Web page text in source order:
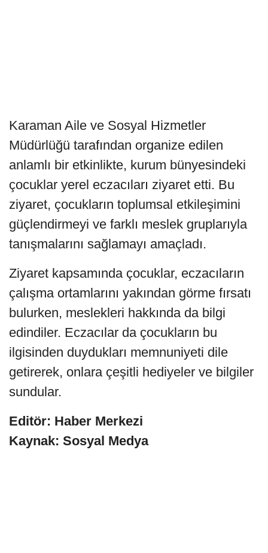
Karaman Aile ve Sosyal Hizmetler
Müdürlüğü tarafından organize edilen
anlamlı bir etkinlikte, kurum bünyesindeki
çocuklar yerel eczacıları ziyaret etti. Bu
ziyaret, çocukların toplumsal etkileşimini
güçlendirmeyi ve farklı meslek gruplarıyla
tanışmalarını sağlamayı amaçladı.
Ziyaret kapsamında çocuklar, eczacıların
çalışma ortamlarını yakından görme fırsatı
bulurken, meslekleri hakkında da bilgi
edindiler. Eczacılar da çocukların bu
ilgisinden duydukları memnuniyeti dile
getirerek, onlara çeşitli hediyeler ve bilgiler
sundular.
Editör: Haber Merkezi
Kaynak: Sosyal Medya